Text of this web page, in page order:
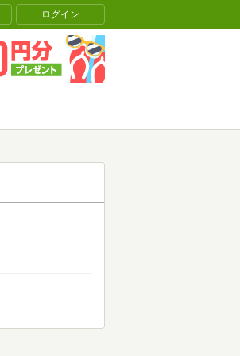
ログイン